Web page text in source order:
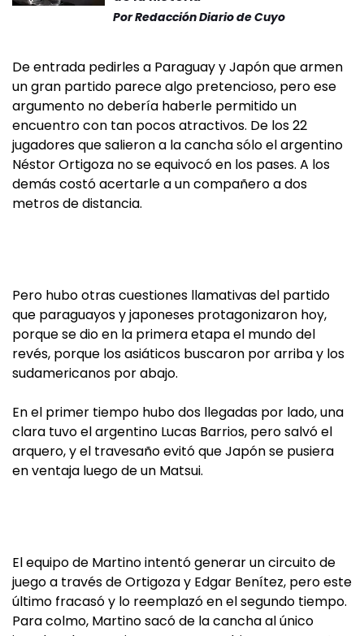
PorRedacción Diario de Cuyo
De entrada pedirles a Paraguay y Japón que armen
un gran partido parece algo pretencioso, pero ese
argumento no debería haberle permitido un
encuentro con tan pocos atractivos. De los 22
jugadores que salieron a la cancha sólo el argentino
Néstor Ortigoza no se equivocó en los pases. A los
demás costó acertarle a un compañero a dos
metros de distancia.
Pero hubo otras cuestiones llamativas del partido
que paraguayos y japoneses protagonizaron hoy,
porque se dio en la primera etapa el mundo del
revés, porque los asiáticos buscaron por arriba y los
sudamericanos por abajo.
En el primer tiempo hubo dos llegadas por lado, una
clara tuvo el argentino Lucas Barrios, pero salvó el
arquero, y el travesaño evitó que Japón se pusiera
en ventaja luego de un Matsui.
El equipo de Martino intentó generar un circuito de
juego a través de Ortigoza y Edgar Benítez, pero este
último fracasó y lo reemplazó en el segundo tiempo.
Para colmo, Martino sacó de la cancha al único